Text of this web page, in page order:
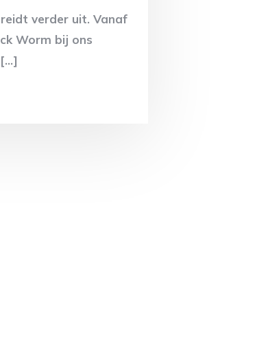
verder uit. Vanaf
Worm bij ons